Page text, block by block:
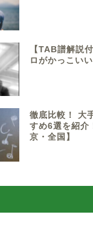
【TAB譜解説
ロがかっこい
徹底比較！ 大
すめ6選を紹介
京・全国】